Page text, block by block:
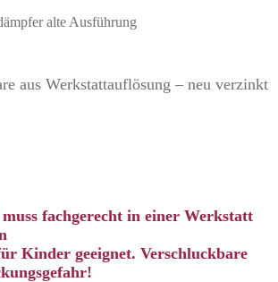
alte Ausführung
aus Werkstattauflösung – neu verzinkt
fachgerecht in einer Werkstatt
Kinder geeignet. Verschluckbare